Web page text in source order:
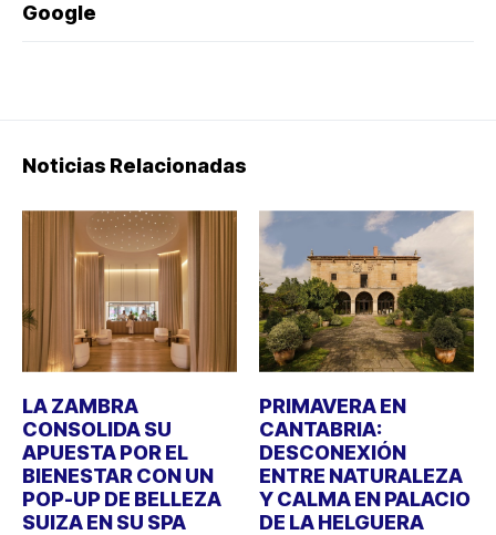
Google
Noticias Relacionadas
LA ZAMBRA
CONSOLIDA SU
APUESTA POR EL
BIENESTAR CON UN
POP-UP DE BELLEZA
SUIZA EN SU SPA
PRIMAVERA EN
CANTABRIA:
DESCONEXIÓN
ENTRE NATURALEZA
Y CALMA EN PALACIO
DE LA HELGUERA